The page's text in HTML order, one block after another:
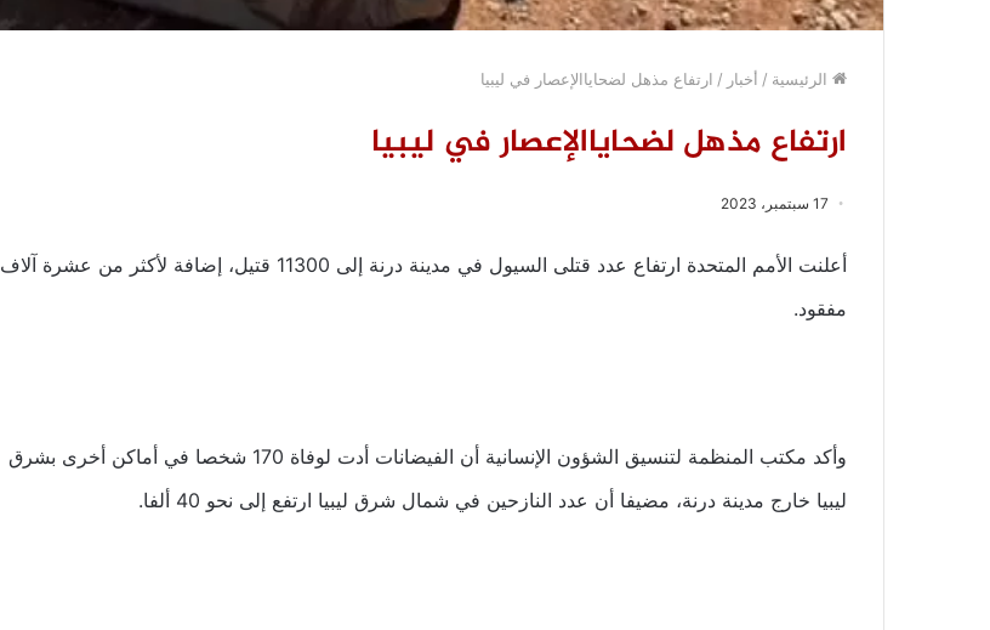
الرئيسية / أخبار / ارتفاع مذهل لضحاياالإعصار في ليبيا
ارتفاع مذهل لضحاياالإعصار في ليبيا
17 سبتمبر، 2023
أعلنت الأمم المتحدة ارتفاع عدد قتلى السيول في مدينة درنة إلى 11300 قتيل، إضافة لأكثر من عشرة آلاف
مفقود.
وأكد مكتب المنظمة لتنسيق الشؤون الإنسانية أن الفيضانات أدت لوفاة 170 شخصا في أماكن أخرى بشرق
ليبيا خارج مدينة درنة، مضيفا أن عدد النازحين في شمال شرق ليبيا ارتفع إلى نحو 40 ألفا.